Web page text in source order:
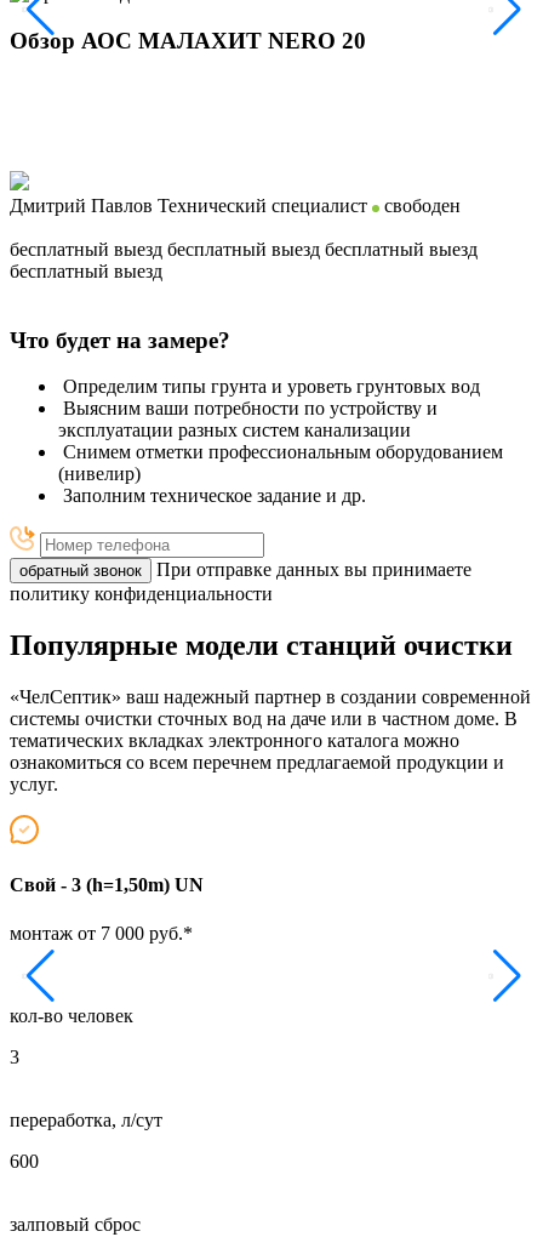
Обзор АОС МАЛАХИТ NERO 20
Дмитрий Павлов Технический специалист свободен
бесплатный выезд бесплатный выезд бесплатный выезд
бесплатный выезд
Что будет на замере?
Определим типы грунта и уроветь грунтовых вод
Выясним ваши потребности по устройству и
эксплуатации разных систем канализации
Снимем отметки профессиональным оборудованием
(нивелир)
Заполним техническое задание и др.
обратный звонок
При отправке данных вы принимаете
политику конфиденциальности
Популярные модели станций очистки
«ЧелСептик» ваш надежный партнер в создании современной
системы очистки сточных вод на даче или в частном доме. В
тематических вкладках электронного каталога можно
ознакомиться со всем перечнем предлагаемой продукции и
услуг.
Свой - 3 (h=1,50m) UN
монтаж от 7 000 руб.*
кол-во человек
3
переработка, л/сут
600
залповый сброс